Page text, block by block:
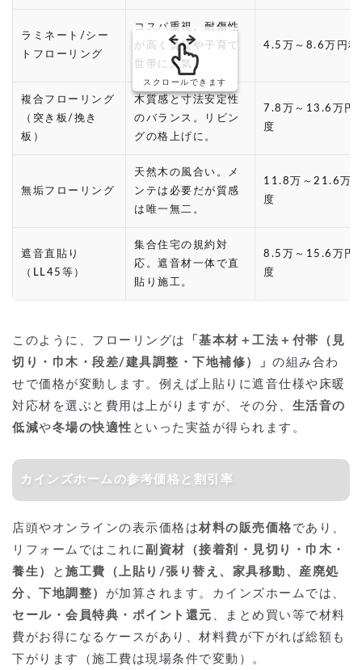
ラミネート/シー
トフローリング
コスパ重視。耐傷性
が高く賃貸や子育て
世帯に人気。
4.5万～8.6万円程
複合フローリング
（突き板/挽き
板）
木質感と寸法安定性
のバランス。リビン
グの格上げに。
7.8万～13.6万円
度
無垢フローリング
天然木の風合い。メ
ンテは必要だが質感
は唯一無二。
11.8万～21.6万
度
遮音直貼り
（LL45等）
集合住宅の規約対
応。遮音材一体で直
貼り施工。
8.5万～15.6万円
度
スクロールできます
このように、フローリングは
「基本材＋工法＋付帯（見
切り・巾木・段差/建具調整・下地補修）」 の組み合わ
せで価格が変動します。例えば上貼りに遮音仕様や床暖
対応材を選ぶと費用は上がりますが、その分、 生活音の
低減や冬場の快適性 といった実益が得られます。
カインズホームの参考価格と割引率
店頭やオンラインの表示価格は材料の販売価格 であり、
リフォームではこれに 副資材（接着剤・見切り・巾木・
養生）
と 施工費（上貼り/張り替え、家具移動、産廃処
分、下地調整） が加算されます。カインズホームでは、
セール・会員特典・ポイント還元 、まとめ買い等で材料
費がお得になるケースがあり、材料費が下がれば総額も
下がります（施工費は現場条件で変動）。